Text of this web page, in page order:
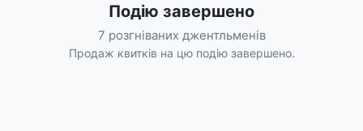
Подію завершено
7 розгніваних джентльменів
Продаж квитків на цю подію завершено.